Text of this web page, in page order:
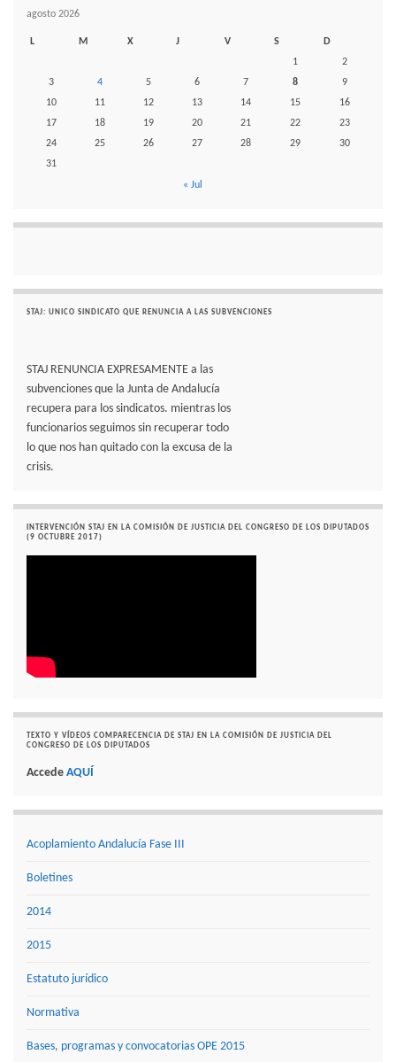
agosto 2026
L M X J V S
D
1
2
3
4 5 6 7 8
9
10
11 12 13 14 15
16
17
18 19 20 21 22
23
24
25 26 27 28 29
30
31
« Jul
STAJ: UNICO SINDICATO QUE RENUNCIA A LAS SUBVENCIONES
STAJ RENUNCIA EXPRESAMENTE a las
subvenciones que la Junta de Andalucía
recupera para los sindicatos. mientras los
funcionarios seguimos sin recuperar todo
lo que nos han quitado con la excusa de la
crisis.
INTERVENCIÓN STAJ EN LA COMISIÓN DE JUSTICIA DEL CONGRESO DE LOS DIPUTADOS
(9 OCTUBRE 2017)
TEXTO Y VÍDEOS COMPARECENCIA DE STAJ EN LA COMISIÓN DE JUSTICIA DEL
CONGRESO DE LOS DIPUTADOS
Accede AQUÍ
Acoplamiento Andalucía Fase III
Boletines
2014
2015
Estatuto jurídico
Normativa
Bases, programas y convocatorias OPE 2015